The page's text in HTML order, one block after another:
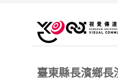
臺東縣長濱鄉長